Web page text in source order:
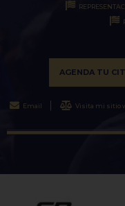
AGENDA TU
Email Visita mi sitio